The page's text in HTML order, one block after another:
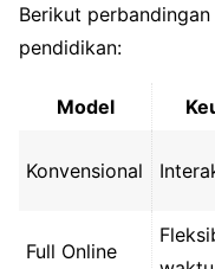
Berikut
pendidikan:
Model
Konvensional
Full Online